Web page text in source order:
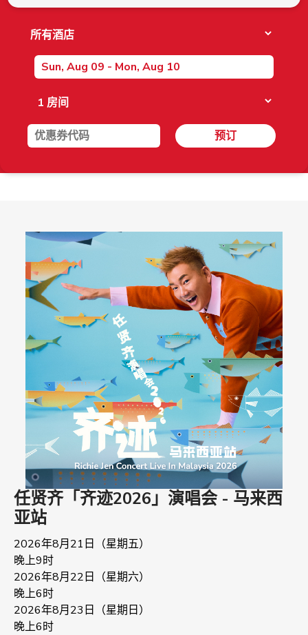
预订
任贤齐「齐迹2026」演唱会 - 马来西
亚站
2026年8月21日（星期五）
晚上9时
2026年8月22日（星期六）
晚上6时
2026年8月23日（星期日）
晚上6时